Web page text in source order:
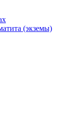
(экземы)